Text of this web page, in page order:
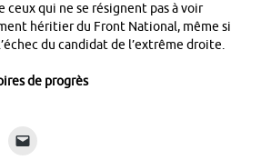
ceux qui ne se résignent pas à voir
héritier du Front National, même si
du candidat de l’extrême droite.
de progrès